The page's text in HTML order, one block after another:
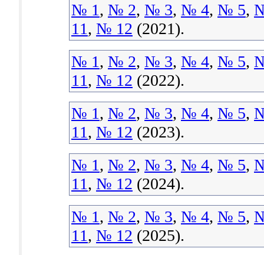
№ 1, № 2, № 3, № 4, № 5,
11, № 12 (2021).
№ 1, № 2, № 3, № 4, № 5,
11, № 12 (2022).
№ 1, № 2, № 3, № 4, № 5,
11, № 12 (2023).
№ 1, № 2, № 3, № 4, № 5,
11, № 12 (2024).
№ 1, № 2, № 3, № 4, № 5,
11, № 12 (2025).